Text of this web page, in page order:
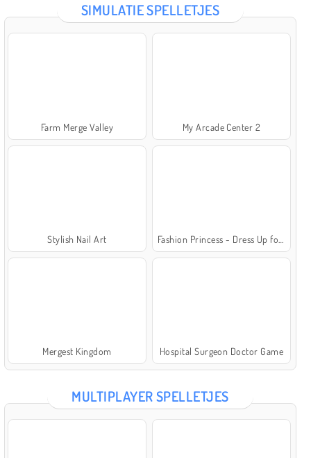
SIMULATIE SPELLETJES
Farm Merge Valley My Arcade Center 2
Stylish Nail Art
Mergest Kingdom Hospital Surgeon Doctor Game
MULTIPLAYER SPELLETJES